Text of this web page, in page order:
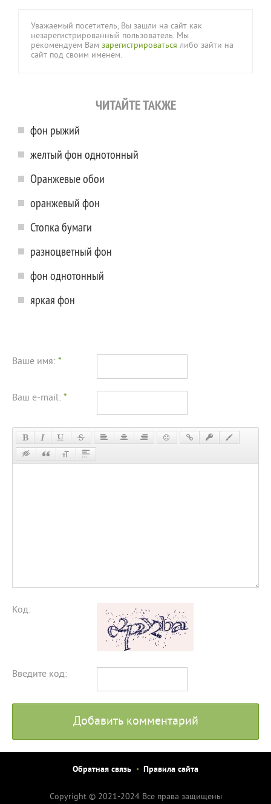
Уважаемый посетитель, Вы зашли на сайт как
незарегистрированный пользователь. Мы
рекомендуем Вам зарегистрироваться либо зайти на
сайт под своим именем.
ЧИТАЙТЕ ТАКЖЕ
фон рыжий
желтый фон однотонный
Оранжевые обои
оранжевый фон
Стопка бумаги
разноцветный фон
фон однотонный
яркая фон
Ваше имя: *
Ваш e-mail: *
Код:
Введите код:
Добавить комментарий
Обратная связь Правила сайта
Copyright © 2021-2024 Все права защищены